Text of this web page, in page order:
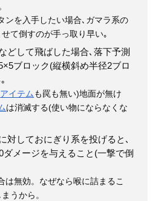
ンを入手したい場合､ガマラ系の
せて倒すのが手っ取り早い｡
どして飛ばした場合､落下予測
ブロック(縦横斜め半径2ブロ
アイテム も罠も無い)地面が無け
は消滅する(使い物にならなくな
対しておにぎり系を投げると､
ダメージを与えること(一撃で倒
は無効。なぜなら喉に詰まるこ
うから。